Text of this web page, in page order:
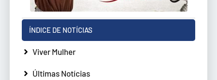
ÍNDICE DE NOTÍCIAS
Viver Mulher
Últimas Notícias